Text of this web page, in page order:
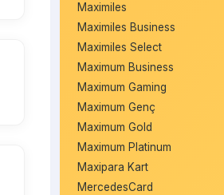
Maximiles
Maximiles Business
Maximiles Select
Maximum Business
Maximum Gaming
Maximum Genç
Maximum Gold
Maximum Platinum
Maxipara Kart
MercedesCard